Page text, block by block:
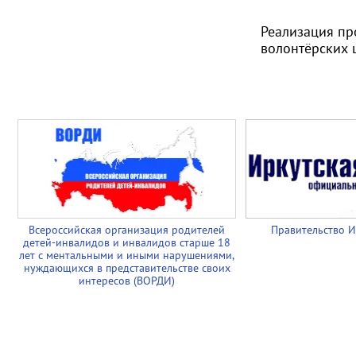
Реализация
Всероссийская организация родителей
детей-инвалидов и инвалидов старше 18
лет с ментальными и иными нарушениями,
нуждающихся в представительстве своих
интересов (ВОРДИ)
Правительство